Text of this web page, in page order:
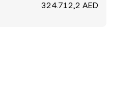
324.712,2 AED